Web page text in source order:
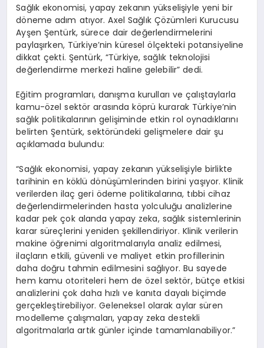
Sağlık ekonomisi, yapay zekanın yükselişiyle yeni bir
döneme adım atıyor. Axel Sağlık Çözümleri Kurucusu
Ayşen Şentürk, sürece dair değerlendirmelerini
paylaşırken, Türkiye’nin küresel ölçekteki potansiyeline
dikkat çekti. Şentürk, “Türkiye, sağlık teknolojisi
değerlendirme merkezi haline gelebilir” dedi.
Eğitim programları, danışma kurulları ve çalıştaylarla
kamu-özel sektör arasında köprü kurarak Türkiye’nin
sağlık politikalarının gelişiminde etkin rol oynadıklarını
belirten Şentürk, sektöründeki gelişmelere dair şu
açıklamada bulundu:
“Sağlık ekonomisi, yapay zekanın yükselişiyle birlikte
tarihinin en köklü dönüşümlerinden birini yaşıyor. Klinik
verilerden ilaç geri ödeme politikalarına, tıbbi cihaz
değerlendirmelerinden hasta yolculuğu analizlerine
kadar pek çok alanda yapay zeka, sağlık sistemlerinin
karar süreçlerini yeniden şekillendiriyor. Klinik verilerin
makine öğrenimi algoritmalarıyla analiz edilmesi,
ilaçların etkili, güvenli ve maliyet etkin profillerinin
daha doğru tahmin edilmesini sağlıyor. Bu sayede
hem kamu otoriteleri hem de özel sektör, bütçe etkisi
analizlerini çok daha hızlı ve kanıta dayalı biçimde
gerçekleştirebiliyor. Geleneksel olarak aylar süren
modelleme çalışmaları, yapay zeka destekli
algoritmalarla artık günler içinde tamamlanabiliyor.”